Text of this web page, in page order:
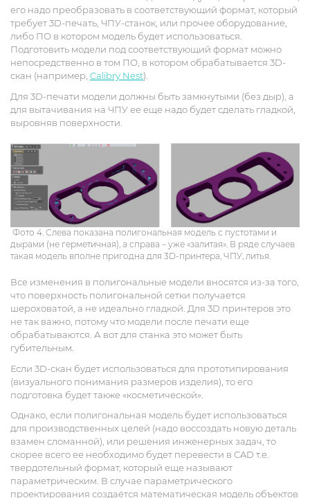
его надо преобразовать в соответствующий формат, который
требует 3D-печать, ЧПУ-станок, или прочее оборудование,
либо ПО в котором модель будет использоваться.
Подготовить модели под соответствующий формат можно
непосредственно в том ПО, в котором обрабатывается 3D-
скан (например, Calibry Nest).
Для 3D-печати модели должны быть замкнутыми (без дыр), а
для вытачивания на ЧПУ ее еще надо будет сделать гладкой,
выровняв поверхности.
Фото 4. Слева показана полигональная модель с пустотами и
дырами (не герметичная), а справа – уже «залитая». В ряде случаев
такая модель вполне пригодна для 3D-принтера, ЧПУ, литья.
Все изменения в полигональные модели вносятся из-за того,
что поверхность полигональной сетки получается
шероховатой, а не идеально гладкой. Для 3D принтеров это
не так важно, потому что модели после печати еще
обрабатываются. А вот для станка это может быть
губительным.
Если 3D-скан будет использоваться для прототипирования
(визуального понимания размеров изделия), то его
подготовка будет также «косметической».
Однако, если полигональная модель будет использоваться
для производственных целей (надо воссоздать новую деталь
взамен сломанной), или решения инженерных задач, то
скорее всего ее необходимо будет перевести в CAD т.е.
твердотельный формат, который еще называют
параметрическим. В случае параметрического
проектирования создаётся математическая модель объектов